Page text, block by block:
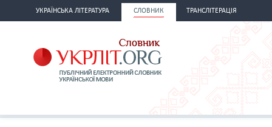
УКРАЇНСЬКА ЛІТЕРАТУРА СЛОВНИК ТРАНСЛІТЕРАЦІЯ